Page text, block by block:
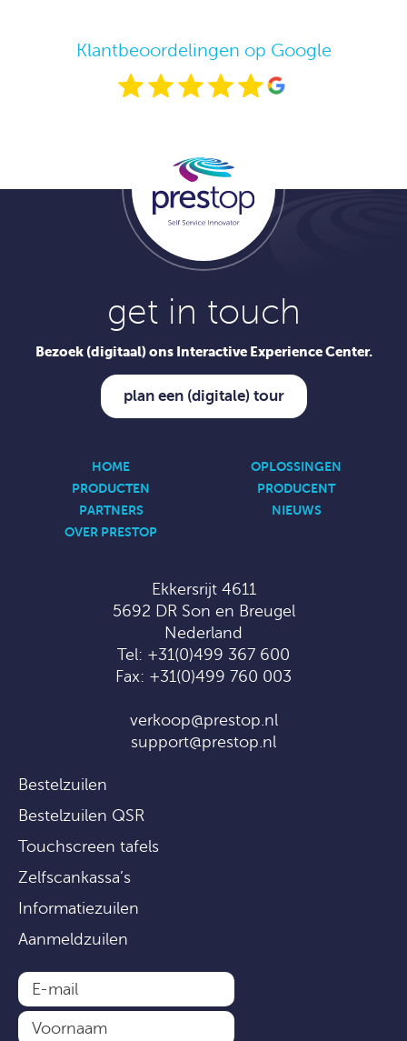
Klantbeoordelingen op Google
get in touch
Bezoek (digitaal) ons Interactive Experience Center.
plan een (digitale) tour
HOME
OPLOSSINGEN
PRODUCTEN
PRODUCENT
PARTNERS
NIEUWS
OVER PRESTOP
Ekkersrijt 4611
5692 DR Son en Breugel
Nederland
Tel: +31(0)499 367 600
Fax: +31(0)499 760 003
verkoop@prestop.nl
support@prestop.nl
Bestelzuilen
Bestelzuilen QSR
Touchscreen tafels
Zelfscankassa’s
Informatiezuilen
Aanmeldzuilen